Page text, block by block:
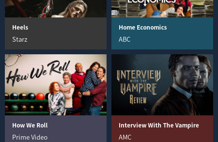
Heels
Starz
Home Economics
ABC
How We Roll
Prime Video
Interview With The Vampire
AMC